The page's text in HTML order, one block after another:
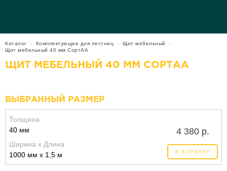
Каталог Комплектующие для лестниц
Щит мебельный
Щит мебельный 40 мм СортАА
ЩИТ МЕБЕЛЬНЫЙ 40 ММ СОРТАА
ВЫБРАННЫЙ РАЗМЕР
Толщина
40 мм
Ширина x Длина
1000 мм x 1,5 м
4 380 р.
В КОРЗИНУ